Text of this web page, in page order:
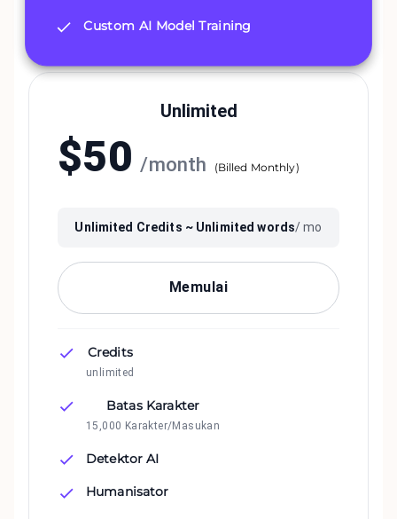
Custom AI Model Training
Unlimited
$50 /month (Billed Monthly)
Unlimited Credits ~ Unlimited words/ mo
Memulai
Credits
unlimited
Batas Karakter
15,000 Karakter/Masukan
Detektor AI
Humanisator